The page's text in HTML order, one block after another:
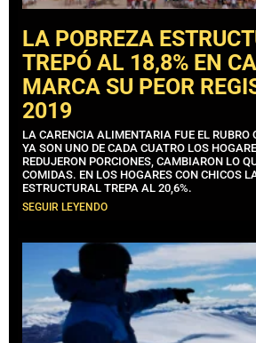
LA POBREZA
TREPÓ AL 18,8% EN
MARCA SU PEOR
2019
LA CARENCIA ALIMENTARIA FUE EL RUBRO
YA SON UNO DE CADA CUATRO LOS
REDUJERON PORCIONES, CAMBIARON LO
COMIDAS. EN LOS HOGARES CON CHICOS
ESTRUCTURAL TREPA AL 20,6%.
SEGUIR LEYENDO